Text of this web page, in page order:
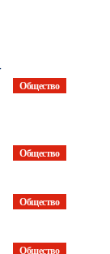
Общество
Общество
Общество
Общество